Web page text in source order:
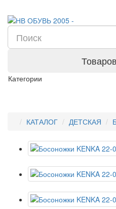
Категории
КАТАЛОГ ДЕТСКАЯ